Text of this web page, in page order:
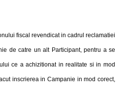
fiscal revendicat in cadrul reclamatiei
de catre un alt Participant, pentru a se
ce a achizitionat in realitate si in mod
inscrierea in Campanie in mod corect,